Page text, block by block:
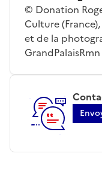
© Donation
Culture
et de la